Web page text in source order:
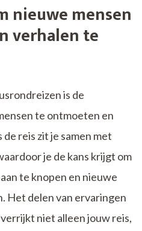
nieuwe mensen
verhalen te
is de
te ontmoeten en
reis zit je samen met
je de kans krijgt om
te knopen en nieuwe
Het delen van ervaringen
niet alleen jouw reis,